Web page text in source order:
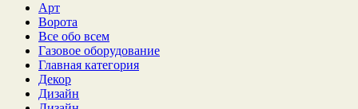
Арт
Ворота
Все обо всем
Газовое оборудование
Главная категория
Декор
Дизайн